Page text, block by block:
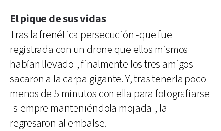
El pique de sus vidas
Tras la frenética persecución -que fue
registrada con un drone que ellos mismos
habían llevado-, finalmente los tres amigos
sacaron a la carpa gigante. Y, tras tenerla poco
menos de 5 minutos con ella para fotografiarse
-siempre manteniéndola mojada-, la
regresaron al embalse.